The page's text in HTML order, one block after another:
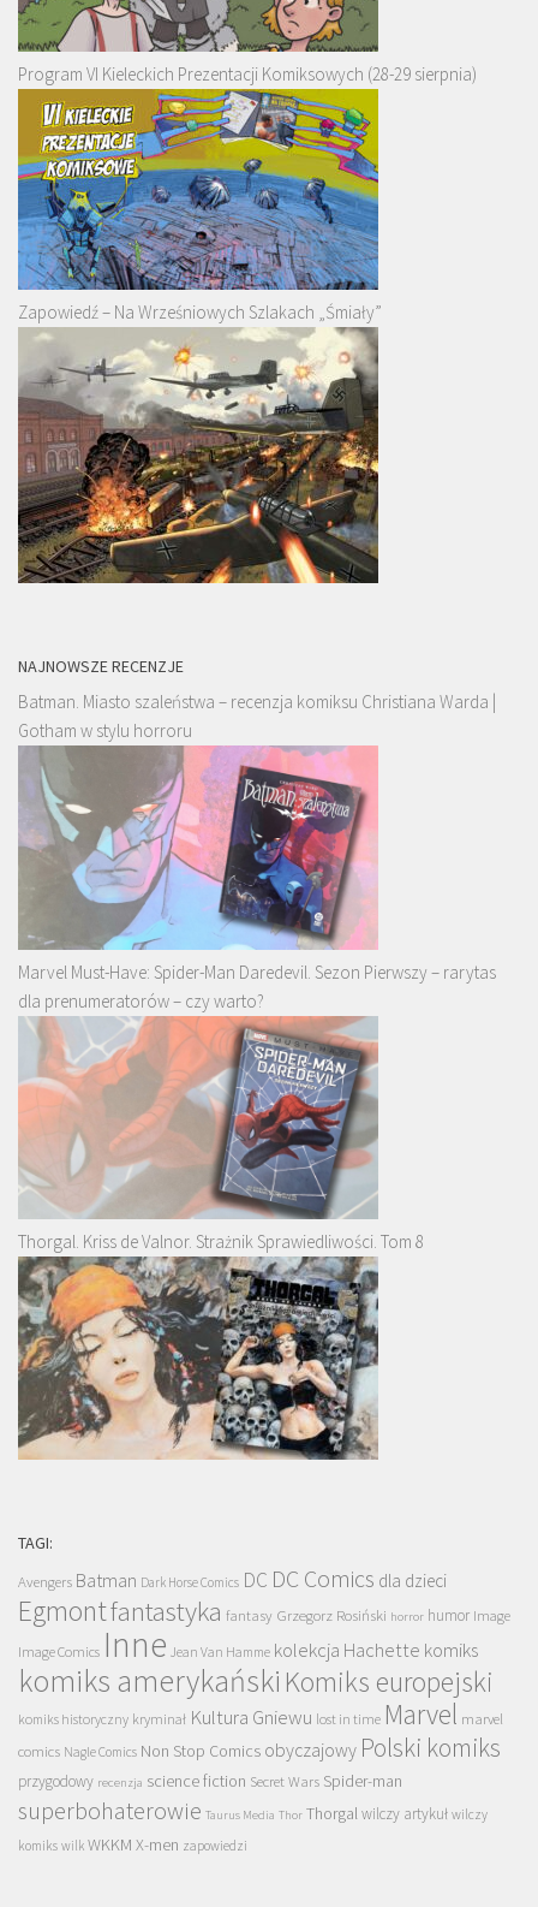
Program VI Kieleckich Prezentacji Komiksowych (28-29 sierpnia)
Zapowiedź – Na Wrześniowych Szlakach „Śmiały”
NAJNOWSZE RECENZJE
Batman. Miasto szaleństwa – recenzja komiksu Christiana Warda |
Gotham w stylu horroru
Marvel Must-Have: Spider-Man Daredevil. Sezon Pierwszy – rarytas
dla prenumeratorów – czy warto?
Thorgal. Kriss de Valnor. Strażnik Sprawiedliwości. Tom 8
TAGI:
Avengers Batman Dark Horse Comics DC DC Comics dla dzieci
Egmontfantastyka fantasy Grzegorz Rosiński horror humor Image
Image Comics Inne Jean Van Hamme kolekcja Hachette komiks
komiks amerykański Komiks europejski
komiks historyczny kryminał Kultura Gniewu lost in time Marvel marvel
comics Nagle Comics Non Stop Comics obyczajowy Polski komiks
przygodowy recenzja science fiction Secret Wars Spider-man
superbohaterowie Taurus Media Thor Thorgalwilczy artykuł wilczy
komiks wilk WKKM X-men zapowiedzi